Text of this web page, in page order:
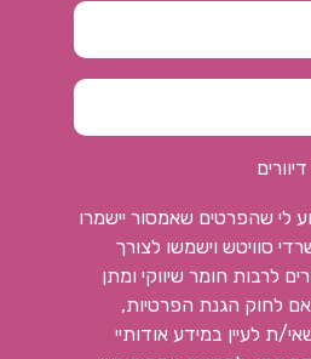
שהפרטים שאמסור יישמרו
סוויטש וישמשו לצורך
לרבות חומר שיווקי ומתן
לחוק הגנת הפרטיות,
רשאי/ת לעיין במידע אודותיי